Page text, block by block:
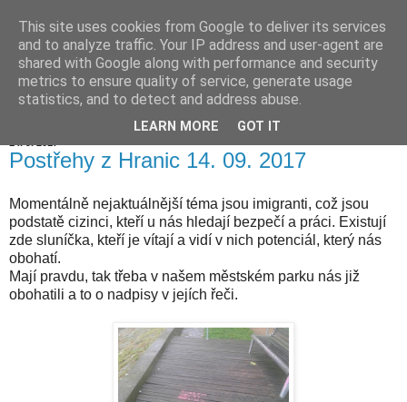
Hranické listy
Postřehy z Hranic 14. 09. 2017
Momentálně nejaktuálnější téma jsou imigranti, což jsou
podstatě cizinci, kteří u nás hledají bezpečí a práci. Existují
zde sluníčka, kteří je vítají a vidí v nich potenciál, který nás
obohatí.
Mají pravdu, tak třeba v našem městském parku nás již
obohatili a to o nadpisy v jejích řeči.
This site uses cookies from Google to deliver its services
and to analyze traffic. Your IP address and user-agent are
shared with Google along with performance and security
metrics to ensure quality of service, generate usage
statistics, and to detect and address abuse.
LEARN MORE GOT IT